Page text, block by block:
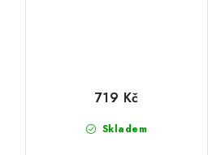
Skladem
719 Kč